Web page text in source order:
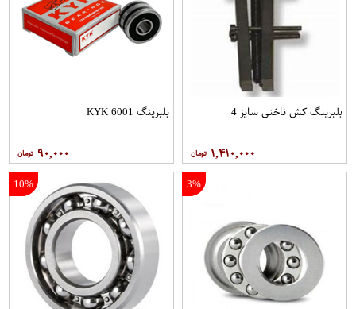
بلبرینگ کش ناخنی سایز 4
۱,۴۱۰,۰۰۰
بلبرینگ 6001 KYK
۹۰,۰۰۰
3%
10%